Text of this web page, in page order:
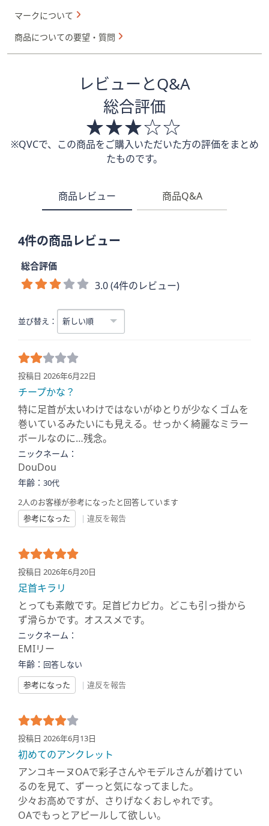
マークについて
商品についての要望・質問
レビューとQ&A
総合評価
※QVCで、この商品をご購入いただいた方の評価をまとめ
たものです。
商品レビュー 商品Q&A
4件の商品レビュー
総合評価
3.0 (4件のレビュー)
並び替え：
投稿日 2026年6月22日
チープかな？
特に足首が太いわけではないがゆとりが少なくゴムを
巻いているみたいにも見える。せっかく綺麗なミラー
ボールなのに…残念。
ニックネーム：
DouDou
年齢： 30代
2人のお客様が参考になったと回答しています
参考になった
| 違反を報告
投稿日 2026年6月20日
足首キラリ
とっても素敵です。足首ピカピカ。どこも引っ掛から
ず滑らかです。オススメです。
ニックネーム：
EMIリー
年齢： 回答しない
参考になった
| 違反を報告
投稿日 2026年6月13日
初めてのアンクレット
アンコキーヌOAで彩子さんやモデルさんが着けてい
るのを見て、ずーっと気になってました。
少々お高めですが、さりげなくおしゃれです。
OAでもっとアピールして欲しい。